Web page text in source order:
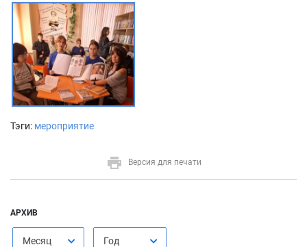
Тэги: мероприятие
Версия для печати
АРХИВ
Месяц Год